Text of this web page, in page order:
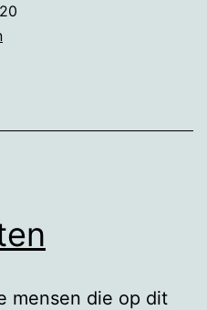
mensen die op dit